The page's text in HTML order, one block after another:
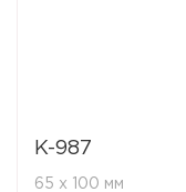
K-987
65 x 100 мм